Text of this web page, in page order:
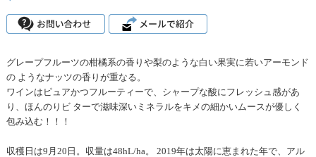
グレープフルーツの柑橘系の香りや梨のような白い果実に若いアーモンド
の ようなナッツの香りが重なる。
ワインはピュアかつフルーティーで、シャープな酸にフレッシュ感があ
り、ほんのりビ ターで滋味深いミネラルをキメの細かいムースが優しく
包み込む！！！
収穫日は9月20日。収量は48hL/ha。 2019年は太陽に恵まれた年で、アル